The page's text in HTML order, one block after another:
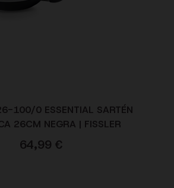
100/0 ESSENTIAL SARTÉN
26CM NEGRA | FISSLER
64,99 €